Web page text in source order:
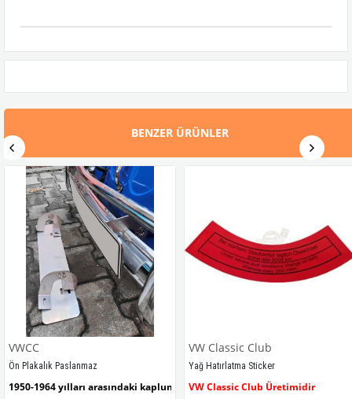
BENZER ÜRÜNLER
VWCC
Ön Plakalık Paslanmaz
1950-1964 yılları arasındaki kaplumbağa modelleri ile uyumludur.
VW Classic Club
Yağ Hatırlatma Sticker
VW Classic Club Üretimidir